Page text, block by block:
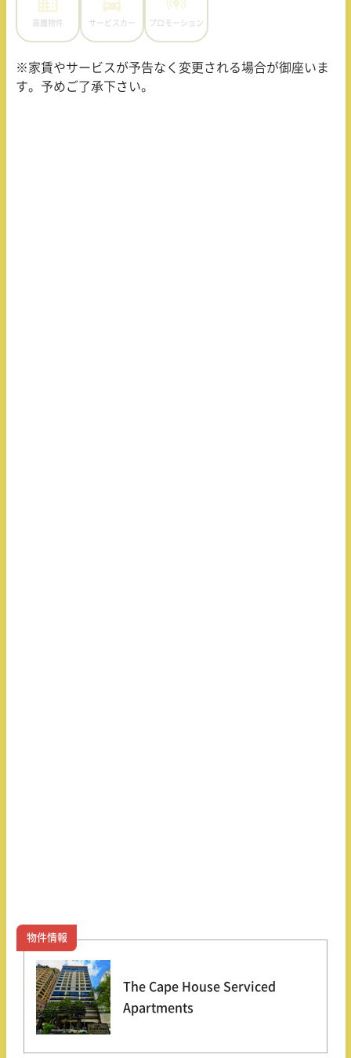
高層物件 サービスカー プロモーション
※家賃やサービスが予告なく変更される場合が御座いま
す。予めご了承下さい。
物件情報
The Cape House Serviced
Apartments